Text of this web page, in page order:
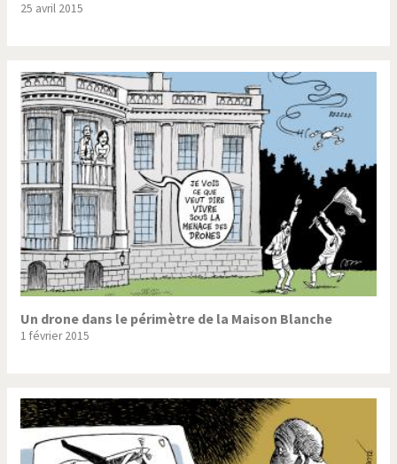
Vous avez dit "Islam"?
25 avril 2015
Un drone dans le périmètre de la Maison Blanche
1 février 2015